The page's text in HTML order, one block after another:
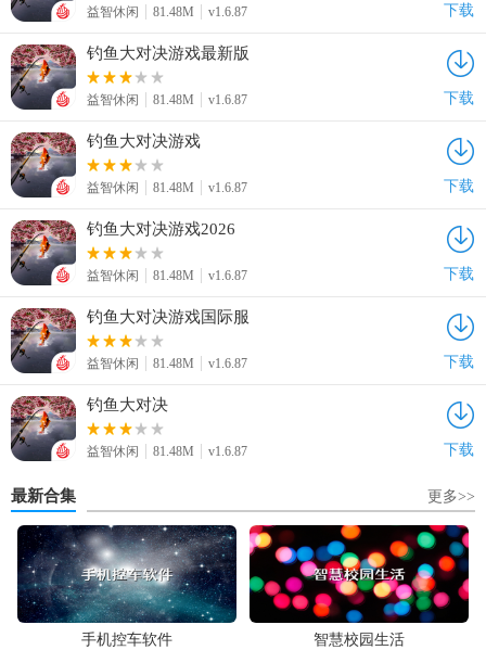
益智休闲 81.48M v1.6.87 下载
钓鱼大对决游戏最新版
益智休闲 81.48M v1.6.87 下载
钓鱼大对决游戏
益智休闲 81.48M v1.6.87 下载
钓鱼大对决游戏2026
益智休闲 81.48M v1.6.87 下载
钓鱼大对决游戏国际服
益智休闲 81.48M v1.6.87 下载
钓鱼大对决
益智休闲 81.48M v1.6.87 下载
最新合集 更多>>
手机控车软件 智慧校园生活